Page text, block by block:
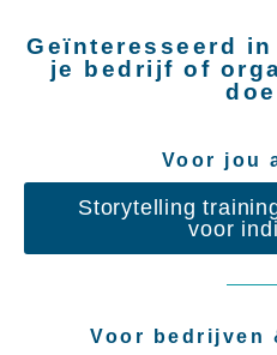
Geïnteresseerd
je bedrijf of
Voor jou
Storytelling
voor
Voor bedrijven